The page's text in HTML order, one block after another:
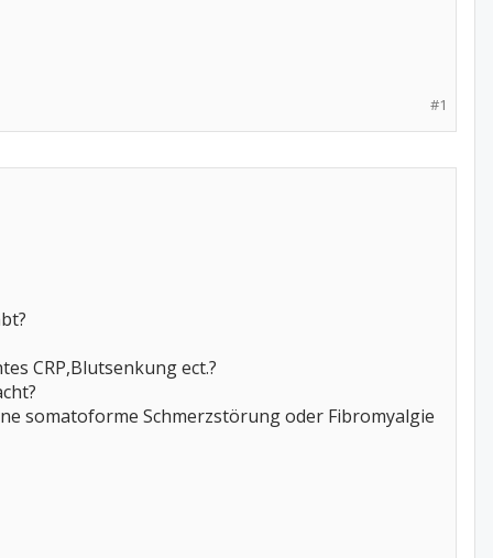
#1
CRP,Blutsenkung ect.?
somatoforme Schmerzstörung oder Fibromyalgie